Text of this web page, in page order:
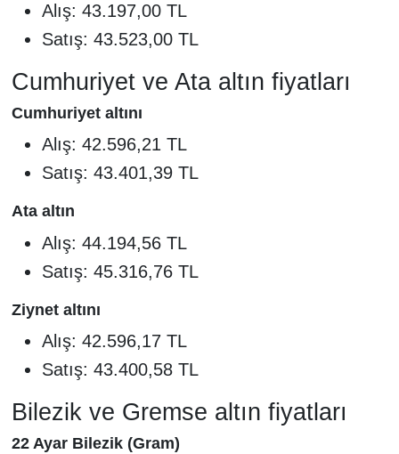
Alış: 43.197,00 TL
Satış: 43.523,00 TL
Cumhuriyet ve Ata altın fiyatları
Cumhuriyet altını
Alış: 42.596,21 TL
Satış: 43.401,39 TL
Ata altın
Alış: 44.194,56 TL
Satış: 45.316,76 TL
Ziynet altını
Alış: 42.596,17 TL
Satış: 43.400,58 TL
Bilezik ve Gremse altın fiyatları
22 Ayar Bilezik (Gram)